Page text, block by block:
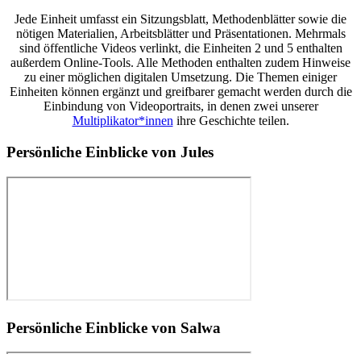
Jede Einheit umfasst ein Sitzungsblatt, Methodenblätter sowie die
nötigen Materialien, Arbeitsblätter und Präsentationen. Mehrmals
sind öffentliche Videos verlinkt, die Einheiten 2 und 5 enthalten
außerdem Online-Tools. Alle Methoden enthalten zudem Hinweise
zu einer möglichen digitalen Umsetzung. Die Themen einiger
Einheiten können ergänzt und greifbarer gemacht werden durch die
Einbindung von Videoportraits, in denen zwei unserer
Multiplikator*innen ihre Geschichte teilen.
Persönliche Einblicke von Jules
Persönliche Einblicke von Salwa